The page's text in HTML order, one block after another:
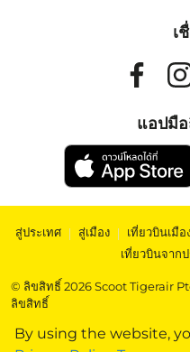
By using the website,
เ
แอปมื
สู่ประเทศ | สู่เมือง | เที่ยวบินเมือ
เที่ยวบินจาก
© ลิขสิทธิ์ 2026 Scoot Tigerair
ลิขสิทธิ์